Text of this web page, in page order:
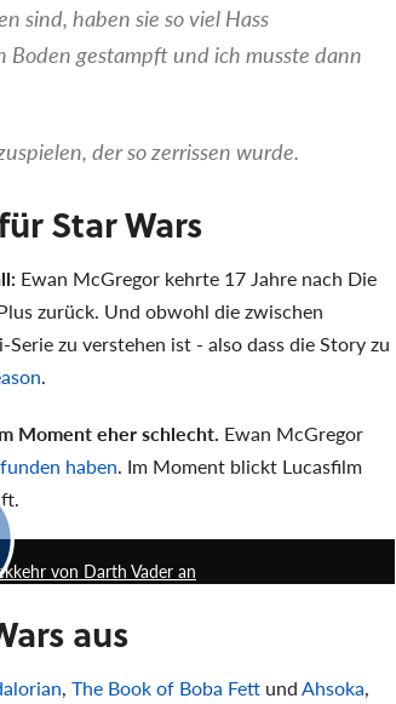
sind, haben sie so viel Hass
gestampft und ich musste dann
der so zerrissen wurde.
Star Wars
Ewan McGregor kehrte 17 Jahre nach Die
zurück. Und obwohl die zwischen
zu verstehen ist - also dass die Story zu
.
Moment eher schlecht. Ewan McGregor
haben. Im Moment blickt Lucasfilm
von Darth Vader an
aus
, The Book of Boba Fett undAhsoka,